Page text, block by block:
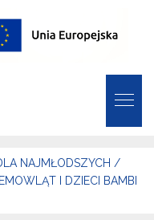
NAJMŁODSZYCH /
I DZIECI BAMBI